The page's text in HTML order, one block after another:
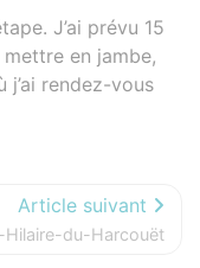
J’ai prévu 15
en jambe,
j’ai rendez-vous
Article suivant
Hilaire-du-Harcouët